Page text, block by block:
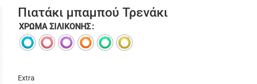
Πιατάκι μπαμπού Τρενάκι
ΧΡΏΜΑ ΣΙΛΙΚΌΝΗΣ
Extra